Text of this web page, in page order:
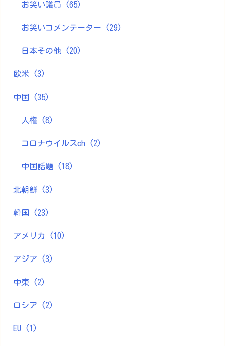
お笑い議員 (65)
お笑いコメンテーター (29)
日本その他 (20)
欧米 (3)
中国 (35)
人権 (8)
コロナウイルスch (2)
中国話題 (18)
北朝鮮 (3)
韓国 (23)
アメリカ (10)
アジア (3)
中東 (2)
ロシア (2)
EU (1)